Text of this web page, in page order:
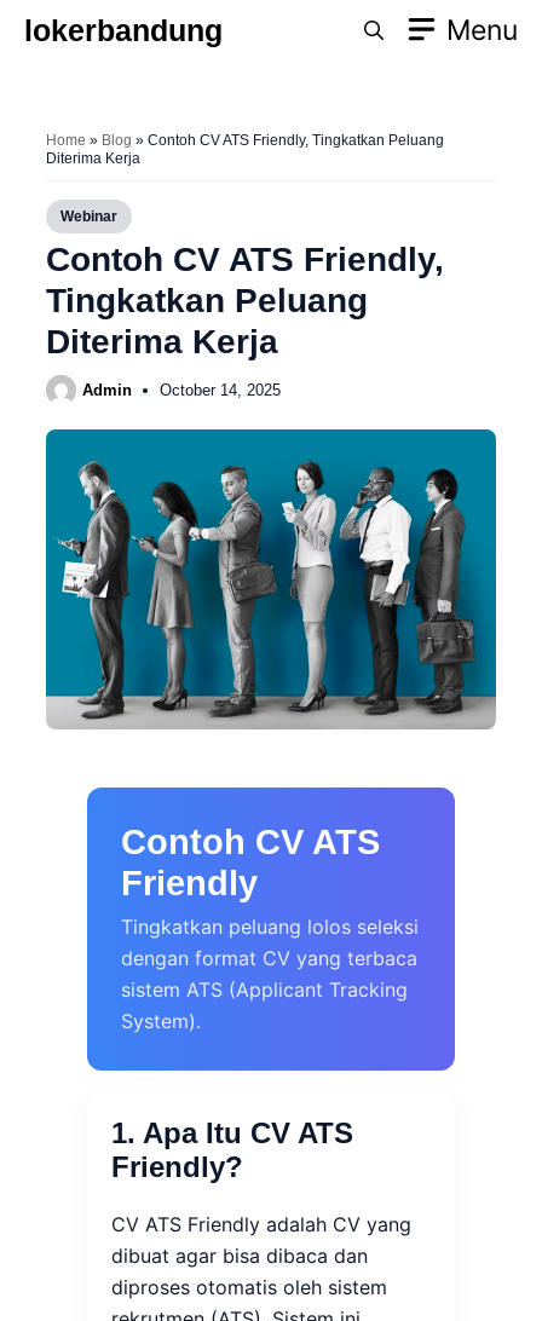
Skiplokerbandung Menu
Home » Blog » Contoh CV ATS Friendly, Tingkatkan Peluang
Diterima Kerja
Webinar
Contoh CV ATS Friendly,
Tingkatkan Peluang
Diterima Kerja
Admin October 14, 2025
Contoh CV ATS
Friendly
Tingkatkan peluang lolos seleksi
dengan format CV yang terbaca
sistem ATS (Applicant Tracking
System).
1. Apa Itu CV ATS
Friendly?
CV ATS Friendly adalah CV yang
dibuat agar bisa dibaca dan
diproses otomatis oleh sistem